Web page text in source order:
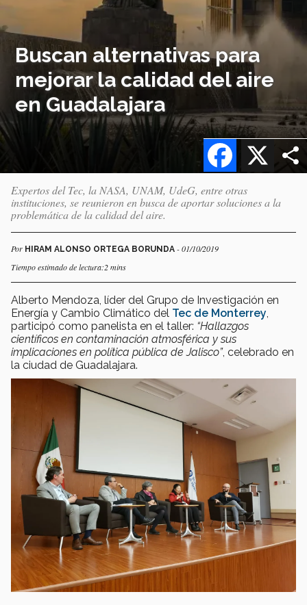
Buscan alternativas para
mejorar la calidad del aire
en Guadalajara
X
Facebook
Expertos del Tec, la NASA, UNAM, UdeG, entre otras
instituciones, se reunieron en busca de aportar soluciones a la
problemática de la calidad del aire.
Por HIRAM ALONSO ORTEGA BORUNDA - 01/10/2019
Tiempo estimado de lectura:2 mins
Alberto Mendoza, líder del Grupo de Investigación en
Energía y Cambio Climático del Tec de Monterrey
participó como panelista en el taller: “Hallazgos
científicos en contaminación atmosférica y sus
implicaciones en política pública de Jalisco”, celebrado en
la ciudad de Guadalajara.